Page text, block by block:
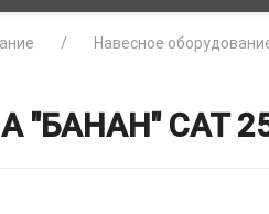
Навесное
"БАНАН" CAT